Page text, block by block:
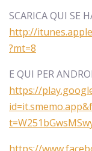
SCARICA QUI SE
http://
?mt=8
E QUI PER
https://